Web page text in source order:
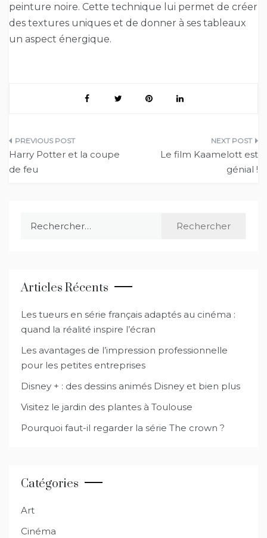
peinture noire. Cette technique lui permet de créer
des textures uniques et de donner à ses tableaux
un aspect énergique.
Navigation
de
Harry Potter et la coupe
de feu
Le film Kaamelott est
génial !
Articles Récents
Les tueurs en série français adaptés au cinéma :
quand la réalité inspire l’écran
Les avantages de l’impression professionnelle
pour les petites entreprises
Disney + : des dessins animés Disney et bien plus
Visitez le jardin des plantes à Toulouse
Pourquoi faut-il regarder la série The crown ?
Catégories
Art
Cinéma